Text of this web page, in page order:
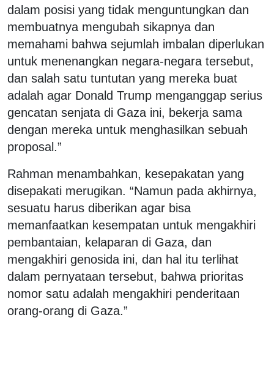
dalam posisi yang tidak menguntungkan dan
membuatnya mengubah sikapnya dan
memahami bahwa sejumlah imbalan diperlukan
untuk menenangkan negara-negara tersebut,
dan salah satu tuntutan yang mereka buat
adalah agar Donald Trump menganggap serius
gencatan senjata di Gaza ini, bekerja sama
dengan mereka untuk menghasilkan sebuah
proposal.”
Rahman menambahkan, kesepakatan yang
disepakati merugikan. “Namun pada akhirnya,
sesuatu harus diberikan agar bisa
memanfaatkan kesempatan untuk mengakhiri
pembantaian, kelaparan di Gaza, dan
mengakhiri genosida ini, dan hal itu terlihat
dalam pernyataan tersebut, bahwa prioritas
nomor satu adalah mengakhiri penderitaan
orang-orang di Gaza.”